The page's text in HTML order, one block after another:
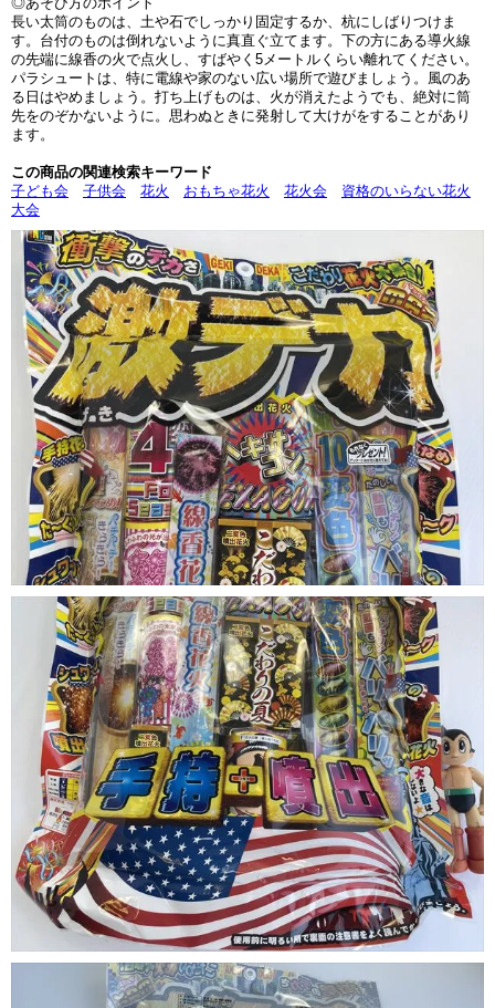
長い太筒のものは、土や石でしっかり固定するか、杭にしばりつけま
す。台付のものは倒れないように真直ぐ立てます。下の方にある導火線
の先端に線香の火で点火し、すばやく5メートルくらい離れてください。
パラシュートは、特に電線や家のない広い場所で遊びましょう。風のあ
る日はやめましょう。打ち上げものは、火が消えたようでも、絶対に筒
先をのぞかないように。思わぬときに発射して大けがをすることがあり
ます。
この商品の関連検索キーワード
子ども会
子供会 花火 おもちゃ花火 花火会
資格のいらない花火
大会